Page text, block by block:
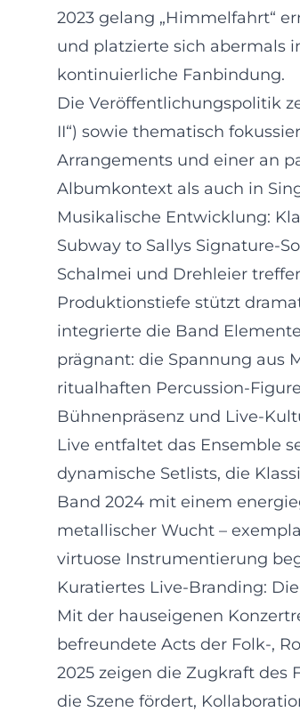
2023 gelang „Himmelfahrt“
und platzierte sich abermals
kontinuierliche Fanbindung.
Die Veröffentlichungspolitik
II“) sowie thematisch
Arrangements und einer an
Albumkontext als auch in
Musikalische Entwicklung:
Subway to Sallys Signature-
Schalmei und Drehleier
Produktionstiefe stützt
integrierte die Band
prägnant: die Spannung aus
ritualhaften Percussion-
Bühnenpräsenz und Live-
Live entfaltet das Ensemble
dynamische Setlists, die
Band 2024 mit einem
metallischer Wucht –
virtuose Instrumentierung
Kuratiertes Live-Branding:
Mit der hauseigenen
befreundete Acts der Folk-,
2025 zeigen die Zugkraft des
die Szene fördert,